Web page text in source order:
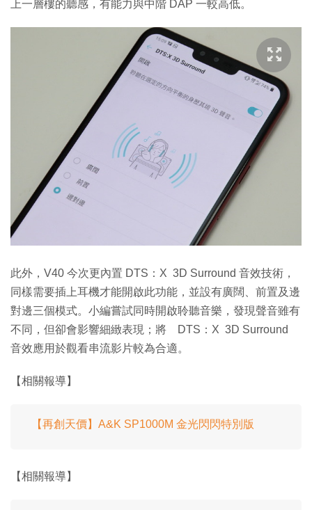
上一層樓的聽感，有能力與中階 DAP 一較高低。
此外，V40 今次更內置 DTS：X 3D Surround 音效技術，
同樣需要插上耳機才能開啟此功能，並設有廣闊、前置及邊
對邊三個模式。小編嘗試同時開啟聆聽音樂，發現聲音雖有
不同，但卻會影響細緻表現；將 DTS：X 3D Surround
音效應用於觀看串流影片較為合適。
【相關報導】
【再創天價】A&K SP1000M 金光閃閃特別版
【相關報導】